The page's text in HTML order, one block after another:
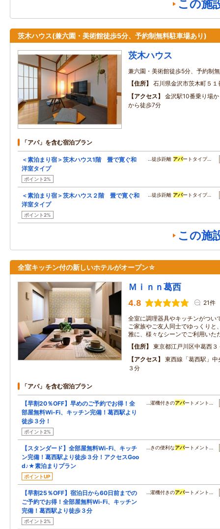
この施
茨木ハウス(兼六園・美術館徒歩5分、予約制無料駐車場あり)
茨木ハウス
兼六園・美術館徒歩5分、予約制
住所
石川県金沢市茨木町５１
アクセス
金沢駅10番乗り場
から徒歩7分
「アパ」を含む宿泊プラン
＜素泊まり宿＞茨木ハウス1階 畳で寛ぐ和
洋室タイプ
ポイント2%
…徒歩距離 アパートタイプ…
＜素泊まり宿＞茨木ハウス２階 畳で寛ぐ和
洋室タイプ
ポイント2%
…徒歩距離 アパートタイプ…
この施
全室キッチン付の新しいホテルがオープン☆
Ｍｉｎｎ葛西
4.8 21件
全室に調理器具やキッチンがつい
ご家族やご友人同士でゆっくりと
雅に、様々なシーンでご利用いた
住所
東京都江戸川区中葛西３
アクセス
東西線「葛西駅」
３分
「アパ」を含む宿泊プラン
【早割20％OFF】早めのご予約でお得！全
部屋無料Wi-Fi、キッチン完備！葛西駅より
徒歩３分！
ポイント2%
…濯機付きのアパートメント…
【スタンダード】全部屋無料Wi-Fi、キッチ
ン完備！葛西駅より徒歩３分！アクセスGoo
d♪★素泊まりプラン
ポイントUP
…きの便利なアパートメント…
【早割25％OFF】宿泊日から60日前までの
ご予約でお得！全部屋無料Wi-Fi、キッチン
完備！葛西駅より徒歩３分
ポイント2%
…濯機付きのアパートメント…